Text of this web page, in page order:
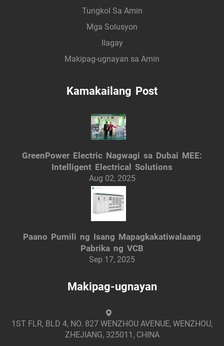
Tungkol Sa Amin
Mga Solusyon
Ilagay
Makipag-ugnayan sa Amin
Kamakailang Post
GreenPower Electric Nagwagi sa Dubai MEE:
Intelligent Electrical Solutions
Aug 02, 2025
Paano Pumili ng Isang Mapagkakatiwalaang
Pabrika ng VCB
Sep 17, 2025
Makipag-ugnayan
1ST FLR, BLD 4, NO. 827 WENZHOU AVENUE, WENZHOU,
ZHEJIANG, 325011, CHINA